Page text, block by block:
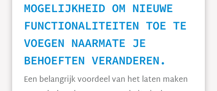
MOGELIJKHEID OM NIEUWE
FUNCTIONALITEITEN TOE TE
VOEGEN NAARMATE JE
BEHOEFTEN VERANDEREN.
Een belangrijk voordeel van het laten maken